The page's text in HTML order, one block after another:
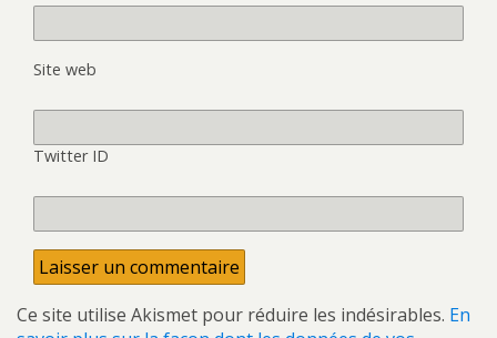
Site web
Twitter ID
Ce site utilise Akismet pour réduire les indésirables. En